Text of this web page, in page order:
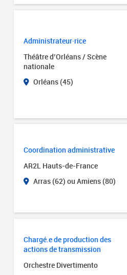
Administrateur·rice
Théâtre d’Orléans / Scène
nationale
Orléans (45)
Coordination administrative
AR2L Hauts-de-France
Arras (62) ou Amiens (80)
Chargé.e de production des
actions de transmission
Orchestre Divertimento